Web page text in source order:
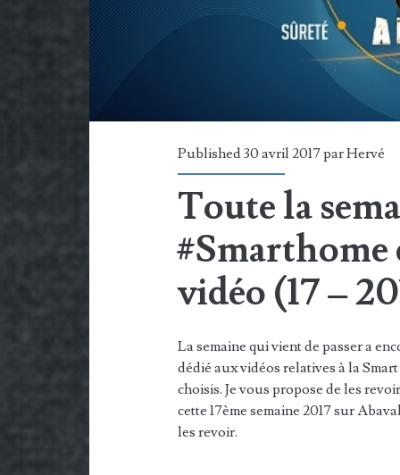
Published 30 avril 2017 parHervé
Toute la
#Smarthome
vidéo (17 –
La semaine qui vient de passer a
dédié aux vidéos relatives à la
choisis. Je vous propose de les
cette 17ème semaine 2017 sur
les revoir.